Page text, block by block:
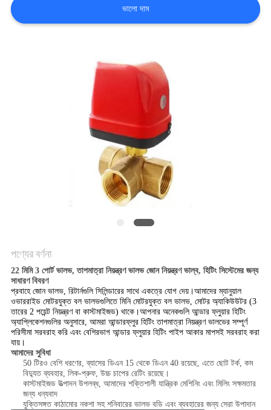
জন্য
ভালো দাম
পণ্যের বর্ণনা
22 মিমি 3 পোর্ট ভালভ, তাপমাত্রা নিয়ন্ত্রণ ভালভ জোন নিয়ন্ত্রণ ভাল্ব, হিটিং সিস্টেমের জন্য
সাধারণ বিবরণ
প্রবাহে জোন ভালভ, রিটার্নগুলি সিলিন্ডারের সাথে একত্রে যোগ দেয়।আমাদের ম্যানুয়াল
ওভাররাইড মোটরযুক্ত বল ভালভগুলিতে মিনি মোটরযুক্ত বল ভালভ, মোটর অ্যাকিউউটর (3
তারের 2 পয়েন্ট নিয়ন্ত্রণ বা কাস্টমাইজড) থাকে।আপনার অনেকগুলি আন্ডার ফ্লুয়ার হিটিং
অ্যাপ্লিকেশনগুলির অনুসারে, আমরা আন্ডারফ্লুর হিটিং তাপমাত্রা নিয়ন্ত্রণ ভালভের সম্পূর্ণ
পরিসীমা সরবরাহ করি এবং বেশিরভাগ আন্ডার ফ্লুয়ার হিটিং পাইপ আকার মাপসই সরবরাহ করা
যায়।
আমাদের সুবিধা
50 টিরও বেশি ধরণের, ব্যাসের ডিএন 15 থেকে ডিএন 40 রয়েছে, এতে ছোট টর্ক, কম
বিদ্যুত ব্যবহার, লিক-প্রুফ, উচ্চ চাপের রেটিং রয়েছে।
কাস্টমাইজড উত্পাদন উপলব্ধ, আমাদের শক্তিশালী যান্ত্রিক মেশিনিং এবং মিলিং সক্ষমতার
জন্য ধন্যবাদ
যুক্তিসঙ্গত কাঠামোর নকশা সহ শনিবারের ভালভ বডি এবং ব্যবহারের জন্য সেরা উপাদান